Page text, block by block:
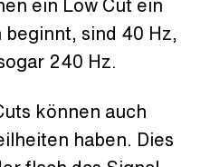
ein Low Cut ein
sind 40 Hz,
240 Hz.
können auch
haben. Dies